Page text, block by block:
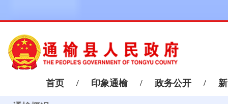
首页 / 印象通榆 / 政务公开 /